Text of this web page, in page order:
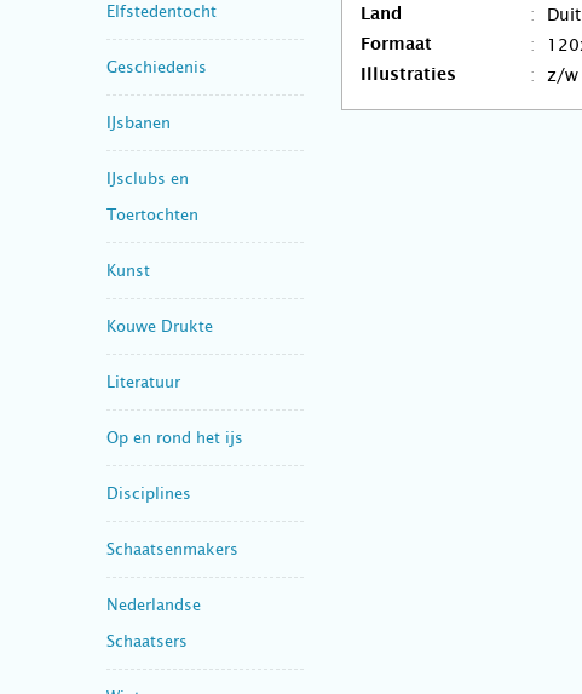
Elfstedentocht
Geschiedenis
IJsbanen
IJsclubs en
Toertochten
Kunst
Kouwe Drukte
Literatuur
Op en rond het ijs
Disciplines
Schaatsenmakers
Nederlandse
Schaatsers
Land
Formaat
Illustraties z/w